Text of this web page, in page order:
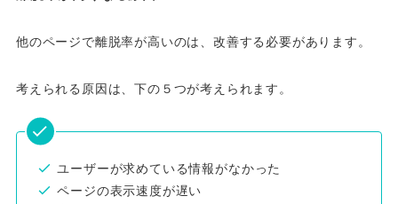
他のページで離脱率が高いのは、改善する必要があります。
考えられる原因は、下の５つが考えられます。
ユーザーが求めている情報がなかった
ページの表示速度が遅い